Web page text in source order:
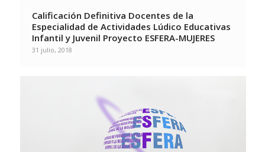
Calificación Definitiva Docentes de la
Especialidad de Actividades Lúdico Educativas
Infantil y Juvenil Proyecto ESFERA-MUJERES
31 julio, 2018